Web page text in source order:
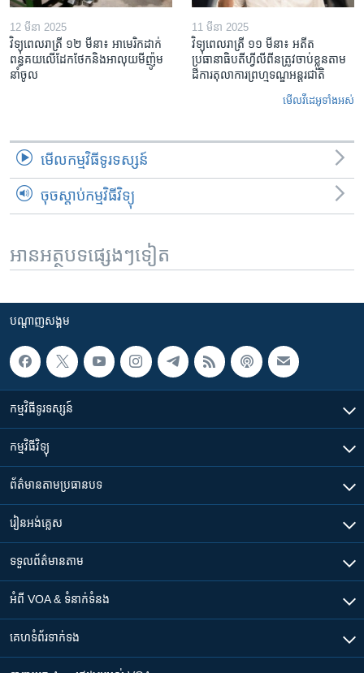
12 មីនា 2025
វិទ្យុពេលរាត្រី ១២ មីនា៖ អាមេរិក​ដាក់​
ពន្ធគយ​លើ​ដែកថែក​និង​អាលុយ​មីញ៉ូម​
នាំចូល
11 មីនា 2025
វិទ្យុពេលរាត្រី ១១ មីនា៖ អតីត​
ប្រធានាធិបតីហ្វីលីពីន​ត្រូវ​ចាប់ខ្លួនតាម
ដីការ​តុលាការ​ព្រហ្មទណ្ឌ​អន្តរជាតិ
មើល​វីដេអូ​ទាំង​អស់
មើល​កម្មវិធី​ទូរទស្សន៍
ចុចស្តាប់កម្មវិធីវិទ្យុ
អានអត្ថបទផ្សេងៗទៀត
បណ្តាញ​សង្គម
កម្មវិធី​ទូរទស្សន៍
កម្មវិធី​វិទ្យុ
ព័ត៌មាន​តាមប្រធានបទ​
រៀន​​អង់គ្លេស
ទទួល​ព័ត៌មាន​តាម
អំពី​ VOA & ទំនាក់ទំនង
គេហទំព័រ​​ទាក់ទង